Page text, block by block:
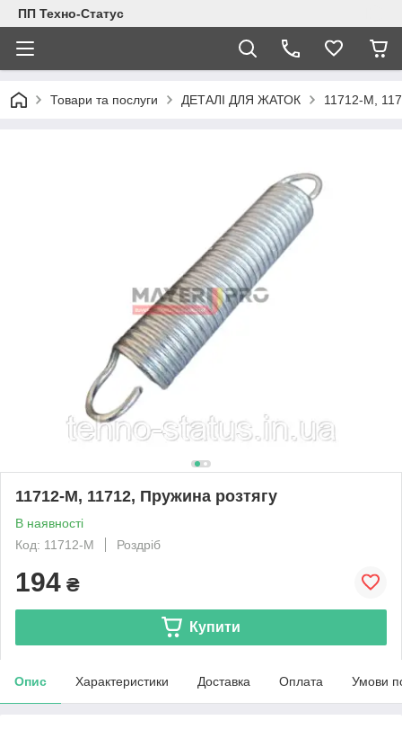
ПП Техно-Статус
Товари та послуги ДЕТАЛІ ДЛЯ ЖАТОК 11712-M,
11712-M, 11712, Пружина розтягу
В наявності
Код: 11712-M
Роздріб
194 ₴
Купити
Опис Характеристики Доставка Оплата Умови